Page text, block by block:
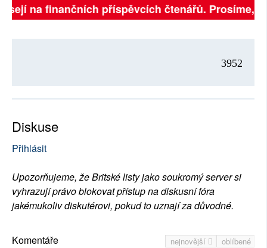
na finančních příspěvcích čtenářů. Prosíme,
3952
Diskuse
Přihlásit
Upozorňujeme, že Britské listy jako soukromý server si
vyhrazují právo blokovat přístup na diskusní fóra
jakémukoliv diskutérovi, pokud to uznají za důvodné.
nejnovější oblíbené
Komentáře